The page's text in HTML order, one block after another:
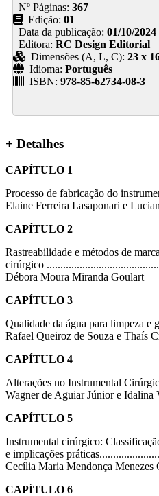
Nº Páginas: 367
Edição: 01
Data da publicação: 01/10/2024
Editora: RC Design Editorial
Dimensões (A, L, C): 23 x
Idioma: Português
ISBN: 978-85-62734-08-3
+ Detalhes
CAPÍTULO 1
Processo de fabricação do
Elaine Ferreira Lasaponari e
CAPÍTULO 2
Rastreabilidade e métodos de
cirúrgico
Débora Moura Miranda Goulart
CAPÍTULO 3
Qualidade da água para limpeza e
Rafael Queiroz de Souza e Thaís
CAPÍTULO 4
Alterações no Instrumental
Wagner de Aguiar Júnior e Idalina
CAPÍTULO 5
Instrumental cirúrgico:
e implicações
Cecília Maria Mendonça Menezes
CAPÍTULO 6